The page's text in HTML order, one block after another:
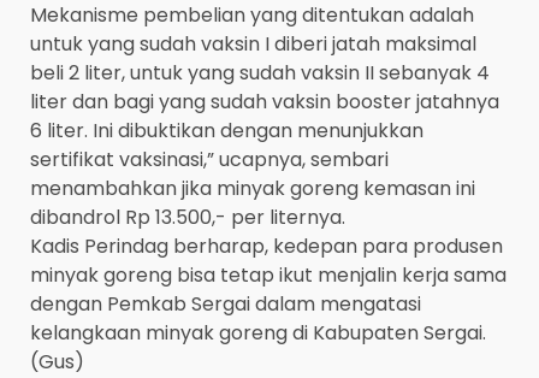
Mekanisme pembelian yang ditentukan adalah
untuk yang sudah vaksin I diberi jatah maksimal
beli 2 liter, untuk yang sudah vaksin II sebanyak 4
liter dan bagi yang sudah vaksin booster jatahnya
6 liter. Ini dibuktikan dengan menunjukkan
sertifikat vaksinasi,” ucapnya, sembari
menambahkan jika minyak goreng kemasan ini
dibandrol Rp 13.500,- per liternya.
Kadis Perindag berharap, kedepan para produsen
minyak goreng bisa tetap ikut menjalin kerja sama
dengan Pemkab Sergai dalam mengatasi
kelangkaan minyak goreng di Kabupaten Sergai.
(Gus)